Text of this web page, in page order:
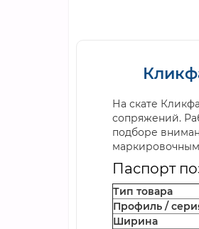
На скате
сопряжений.
подборе
Паспорт
Тип товара
Профиль /
Ширина